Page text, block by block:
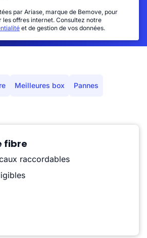
par Ariase, marque de Bemove, pour
les offres internet. Consultez notre
et de gestion de vos données.
Meilleures box Pannes
fibre
raccordables